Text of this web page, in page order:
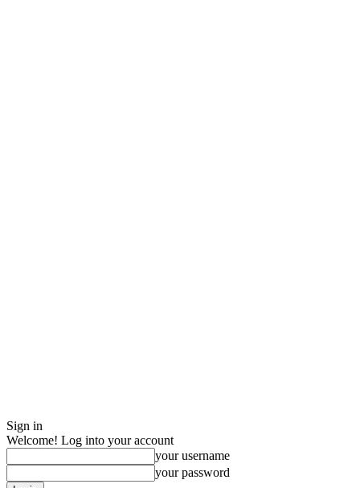
Sign in
Welcome! Log into your account
your username
your password